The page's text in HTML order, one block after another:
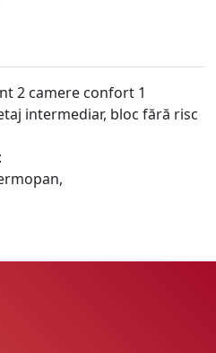
2 camere confort 1
intermediar, bloc fără risc